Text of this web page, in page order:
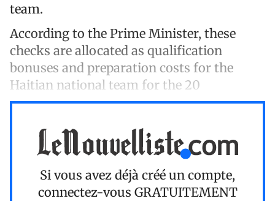
team.
According to the Prime Minister, these
checks are allocated as qualification
bonuses and preparation costs for the
Haitian national team for the 20
Si vous avez déjà créé un compte,
connectez-vous GRATUITEMENT